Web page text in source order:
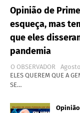
Opinião de
esqueça, mas
que eles
pandemia
O OBSERVADOR
ELES QUEREM QUE A
SE…